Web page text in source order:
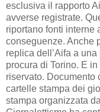
esclusiva il rapporto
avverse registrate.
riportano fonti interne
conseguenze. Anche
replica dell’Aifa a
procura di Torino. E
riservato. Documento
cartelle stampa dei
stampa organizzata